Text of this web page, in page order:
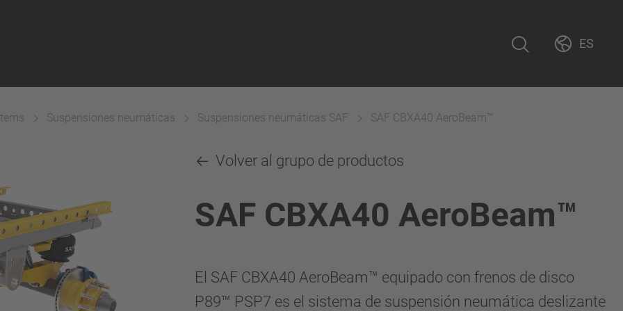
ES
Suspensiones neumáticas Suspensiones neumáticas SAF SAF CBXA40 AeroBeam™
Volver al grupo de productos
SAF CBXA40 AeroBeam™
El SAF CBXA40 AeroBeam™ equipado con frenos de disco
P89™ PSP7 es el sistema de suspensión neumática deslizante